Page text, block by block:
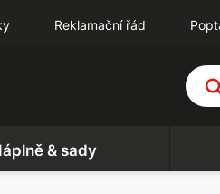
Reklamační řád
& sady